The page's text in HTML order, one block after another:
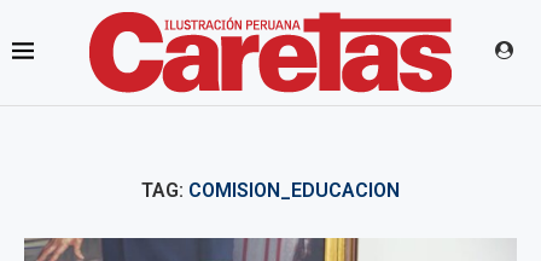
TAG: COMISION_EDUCACION